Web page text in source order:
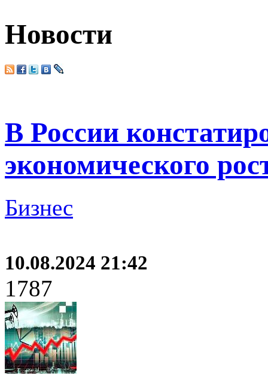
Новости
В России
экономического
Бизнес
10.08.2024 21:42
1787